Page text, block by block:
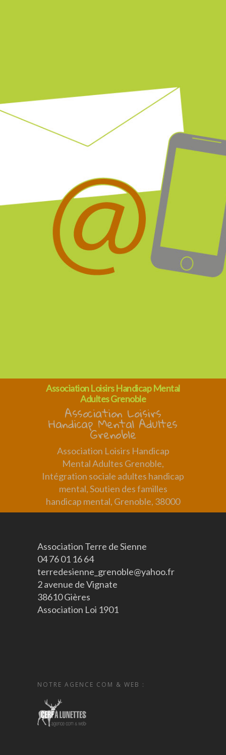
Association Loisirs Handicap Mental
Adultes Grenoble
Association Loisirs
Handicap Mental Adultes
Grenoble
Association Loisirs Handicap
Mental Adultes Grenoble,
Intégration sociale adultes handicap
mental, Soutien des familles
handicap mental, Grenoble, 38000
Association Terre de Sienne
04 76 01 16 64
terredesienne_grenoble@yahoo.fr
2 avenue de Vignate
38610 Gières
Association Loi 1901
NOTRE AGENCE COM & WEB :